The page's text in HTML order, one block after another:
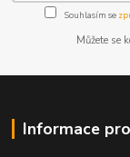
Souhlasím se
Můžete se
Informace